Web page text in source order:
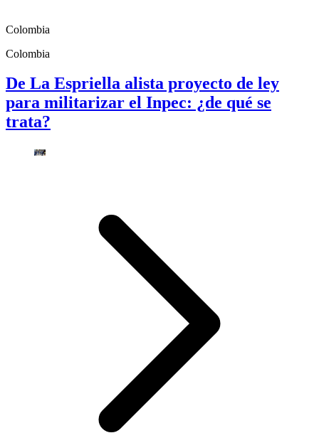
Colombia
Colombia
De La Espriella alista proyecto de ley
para militarizar el Inpec: ¿de qué se
trata?